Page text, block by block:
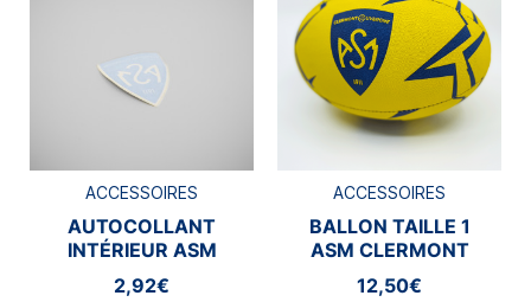
ACCESSOIRES
AUTOCOLLANT
INTÉRIEUR ASM
CLERMONT
2,92€
ACCESSOIRES
BALLON TAILLE 1
ASM CLERMONT
12,50€